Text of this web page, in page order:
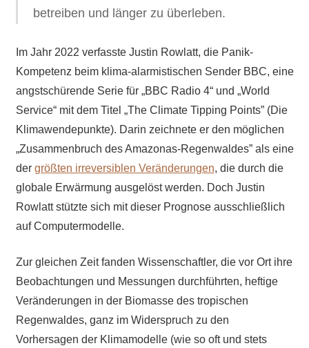
betreiben und länger zu überleben.
Im Jahr 2022 verfasste Justin Rowlatt, die Panik-
Kompetenz beim klima-alarmistischen Sender BBC, eine
angstschürende Serie für „BBC Radio 4“ und „World
Service“ mit dem Titel „The Climate Tipping Points” (Die
Klimawendepunkte). Darin zeichnete er den möglichen
„Zusammenbruch des Amazonas-Regenwaldes” als eine
der größten irreversiblen Veränderungen, die durch die
globale Erwärmung ausgelöst werden. Doch Justin
Rowlatt stützte sich mit dieser Prognose ausschließlich
auf Computermodelle.
Zur gleichen Zeit fanden Wissenschaftler, die vor Ort ihre
Beobachtungen und Messungen durchführten, heftige
Veränderungen in der Biomasse des tropischen
Regenwaldes, ganz im Widerspruch zu den
Vorhersagen der Klimamodelle (wie so oft und stets